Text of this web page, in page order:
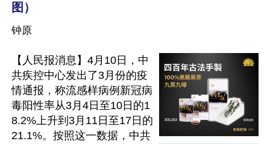
图）
钟原
【人民报消息】4月10日，中
共疾控中心发出了3月份的疫
情通报，称流感样病例新冠病
毒阳性率从3月4日至10日的1
8.2%上升到3月11日至17日的
21.1%。按照这一数据，中共